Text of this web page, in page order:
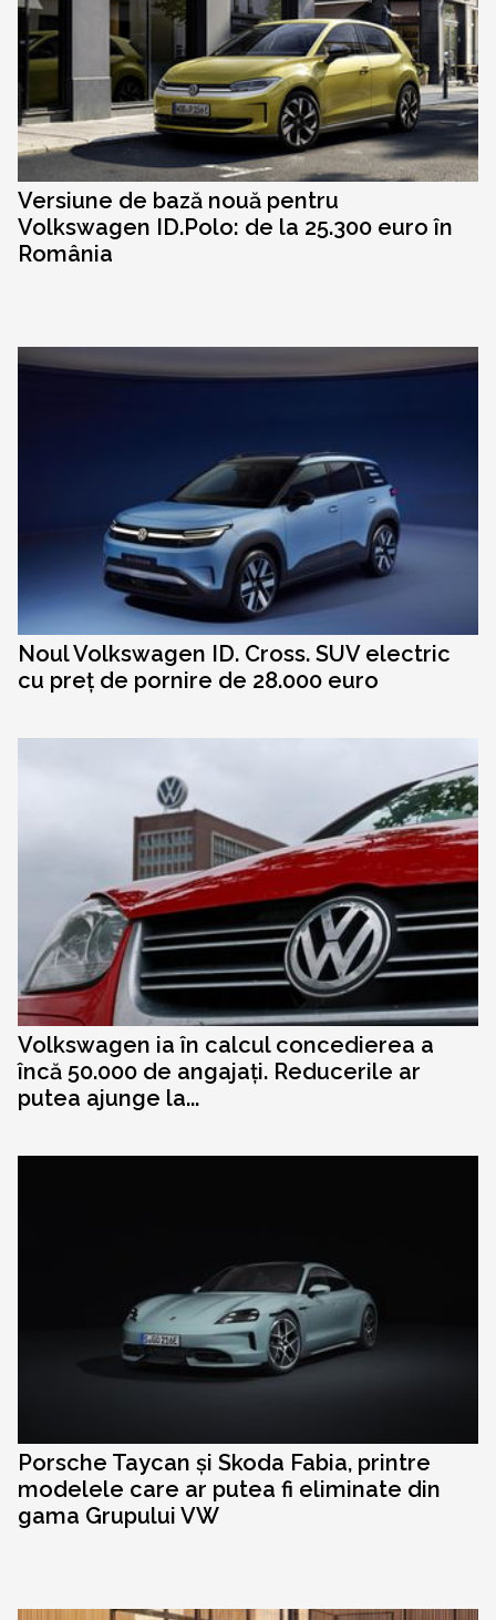
Versiune de bază nouă pentru
Volkswagen ID.Polo: de la 25.300 euro în
România
Noul Volkswagen ID. Cross. SUV electric
cu preț de pornire de 28.000 euro
Volkswagen ia în calcul concedierea a
încă 50.000 de angajați. Reducerile ar
putea ajunge la...
Porsche Taycan și Skoda Fabia, printre
modelele care ar putea fi eliminate din
gama Grupului VW